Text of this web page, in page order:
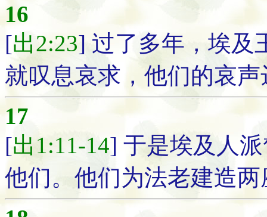
16
[出2:23] 过了多年，埃及
就叹息哀求，他们的哀
17
[出1:11-14] 于是埃及人
他们。他们为法老建造